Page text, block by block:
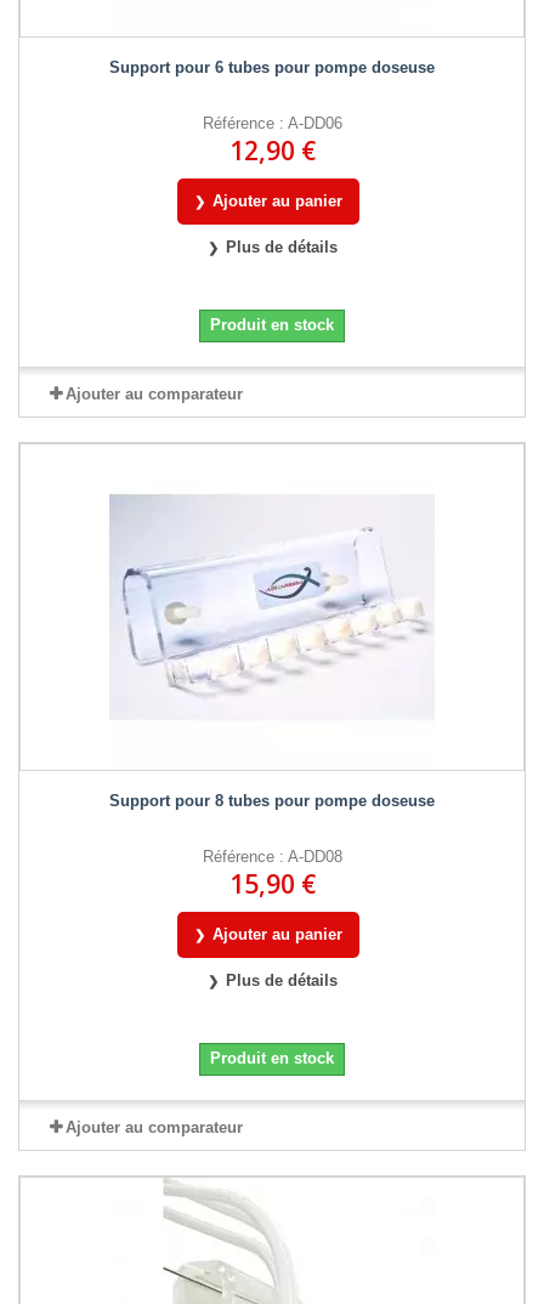
Support pour 6 tubes pour pompe doseuse
Référence : A-DD06
12,90 €
Ajouter au panier
Plus de détails
Produit en stock
Ajouter au comparateur
Support pour 8 tubes pour pompe doseuse
Référence : A-DD08
15,90 €
Ajouter au panier
Plus de détails
Produit en stock
Ajouter au comparateur